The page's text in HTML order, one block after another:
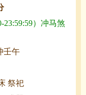
）冲马煞
壬午
祭祀